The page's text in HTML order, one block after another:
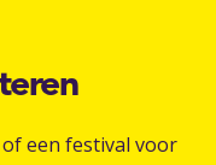
een festival voor